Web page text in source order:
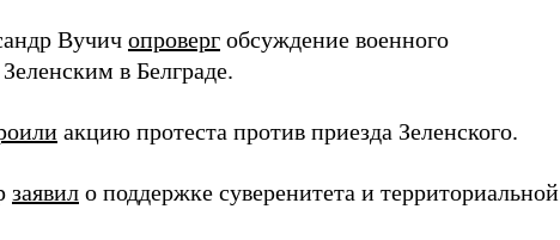
Вучич опроверг обсуждение военного
в Белграде.
акцию протеста против приезда Зеленского.
заявил о поддержке суверенитета и территориальной